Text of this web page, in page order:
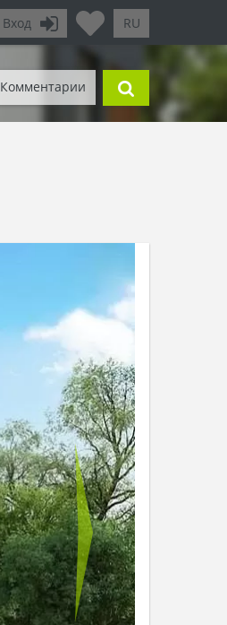
RU
Вход
Комментарии